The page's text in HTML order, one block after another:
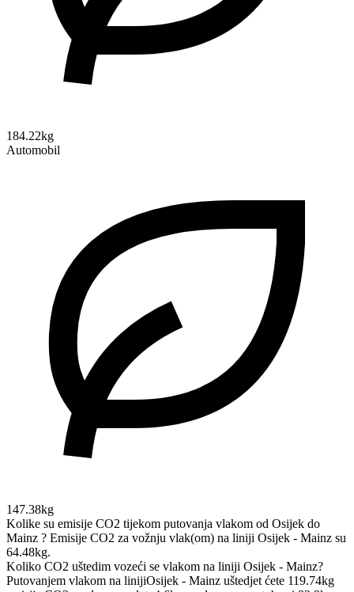
184.22kg
Automobil
147.38kg
Kolike su emisije CO2 tijekom putovanja vlakom od Osijek do
Mainz ? Emisije CO2 za vožnju vlak(om) na liniji Osijek - Mainz su
64.48kg.
Koliko CO2 uštedim vozeći se vlakom na liniji Osijek - Mainz?
Putovanjem vlakom na linijiOsijek - Mainz uštedjet ćete 119.74kg